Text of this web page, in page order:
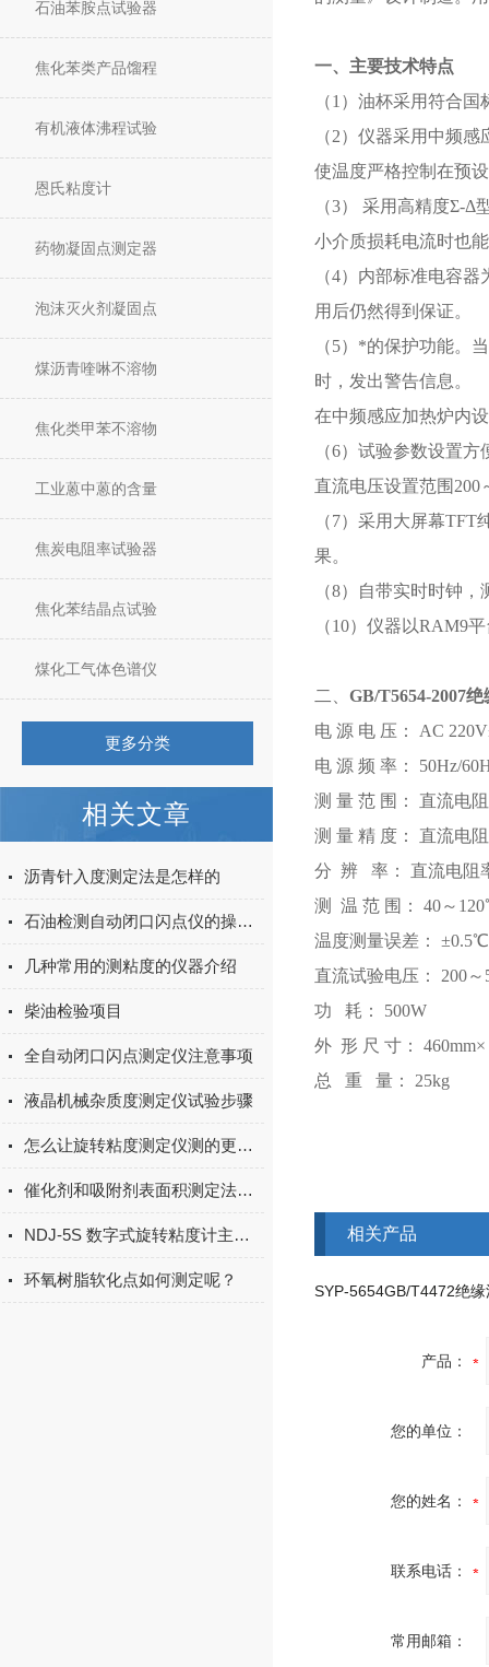
石油苯胺点试验器
焦化苯类产品馏程
有机液体沸程试验
恩氏粘度计
药物凝固点测定器
泡沫灭火剂凝固点
煤沥青喹啉不溶物
焦化类甲苯不溶物
工业蒽中蒽的含量
焦炭电阻率试验器
焦化苯结晶点试验
煤化工气体色谱仪
更多分类
相关文章
沥青针入度测定法是怎样的
石油检测自动闭口闪点仪的操作说明
几种常用的测粘度的仪器介绍
柴油检验项目
全自动闭口闪点测定仪注意事项
液晶机械杂质度测定仪试验步骤
怎么让旋转粘度测定仪测的更精确
催化剂和吸附剂表面积测定法是怎样的
NDJ-5S 数字式旋转粘度计主要特点
环氧树脂软化点如何测定呢？
一、主要技术特点
（1）油杯采用符合
（2）仪器采用中频
使温度严格控制在预
（3） 采用高精度Σ-
小介质损耗电流时也
（4）内部标准电容
用后仍然得到保证。
（5）*的保护功能。
时，发出警告信息。
在中频感应加热炉内
（6）试验参数设置
直流电压设置范围200
（7）采用大屏幕
果。
（8）自带实时时钟
（10）仪器以RAM9
二、 GB/T5654-2007
电 源 电 压： AC
电 源 频 率： 50Hz/
测 量 范 围： 直流电
测 量 精 度： 直流电
分 辨 率： 直流电阻
测 温 范 围： 40～
温度测量误差： ±0.5℃
直流试验电压： 200
功 耗： 500W
外 形 尺 寸： 460mm×
总 重 量： 25kg
相关产品
产品：
您的单位：
您的姓名：
联系电话：
常用邮箱：